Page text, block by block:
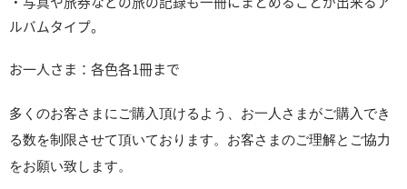
ルバムタイプ。
お一人さま：各色各1冊まで
多くのお客さまにご購入頂けるよう、お一人さまがご購入でき
る数を制限させて頂いております。お客さまのご理解とご協力
をお願い致します。